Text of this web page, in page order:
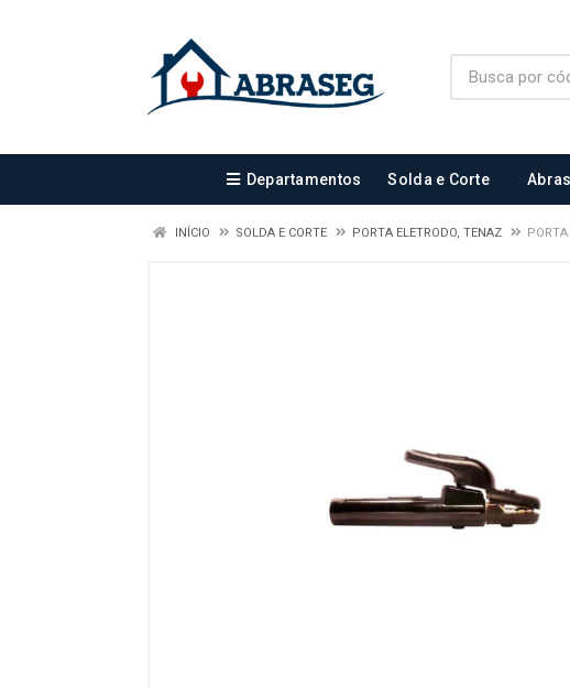
Departamentos Solda e Corte
INÍCIO SOLDA E CORTE PORTA ELETRODO, TENAZ